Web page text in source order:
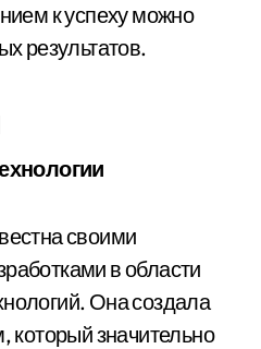
к успеху можно
результатов.
своими
в области
Она создала
который значительно